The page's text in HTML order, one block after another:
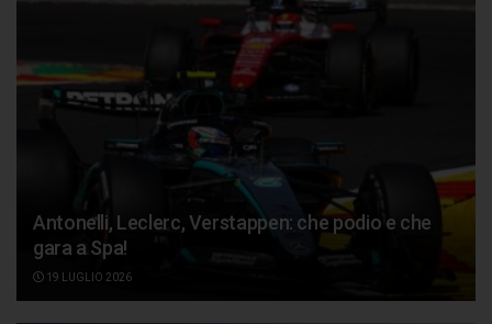
Antonelli, Leclerc, Verstappen: che podio e che
gara a Spa!
19 LUGLIO 2026